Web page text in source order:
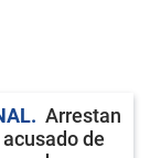
Arrestan
de